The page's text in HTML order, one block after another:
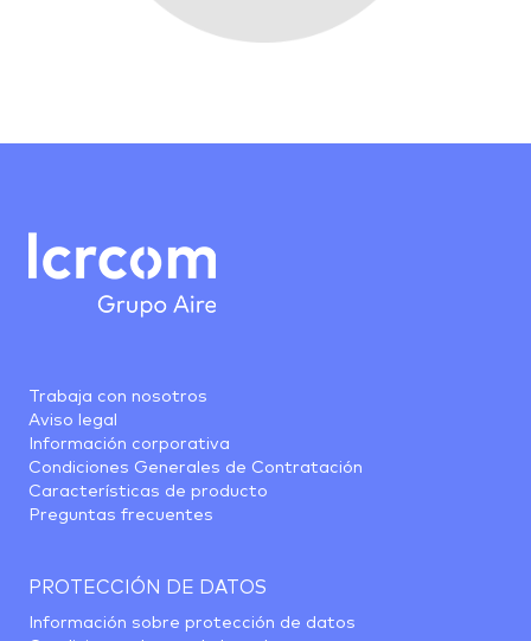
Trabaja con nosotros
Aviso legal
Información corporativa
Condiciones Generales de Contratación
Características de producto
Preguntas frecuentes
PROTECCIÓN DE DATOS
Información sobre protección de datos